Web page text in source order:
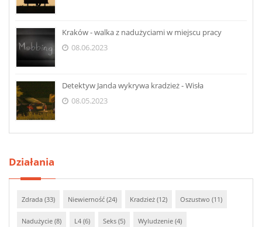
Kraków - walka z nadużyciami w miejscu pracy
08.06.2023
Detektyw Janda wykrywa kradzież - Wisła
08.05.2023
Działania
Zdrada (33) Niewierność (24) Kradzież (12) Oszustwo (11)
Nadużycie (8) L4 (6) Seks (5) Wyludzenie (4)